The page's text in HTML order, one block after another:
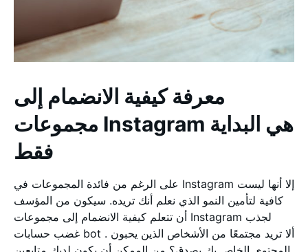
معرفة كيفية الانضمام إلى
مجموعات Instagram هي البداية
فقط
على الرغم من فائدة المجموعات في Instagram إلا أنها ليست
كافية لتأمين النمو الذي نعلم أنك تريده. سيكون من المؤسف
أن تتعلم كيفية الانضمام إلى مجموعات Instagram لجذب
غضب حسابات bot . ألا تريد مجتمعًا من الأشخاص الذين يحبون